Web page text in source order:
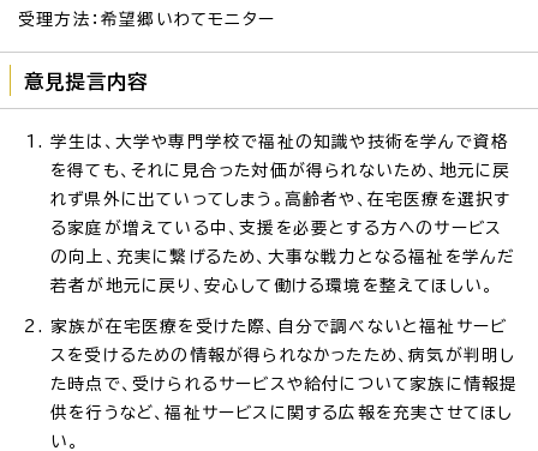
受理方法：希望郷いわてモニター
意見提言内容
学生は、大学や専門学校で福祉の知識や技術を学んで資格
を得ても、それに見合った対価が得られないため、地元に戻
れず県外に出ていってしまう。高齢者や、在宅医療を選択す
る家庭が増えている中、支援を必要とする方へのサービス
の向上、充実に繋げるため、大事な戦力となる福祉を学んだ
若者が地元に戻り、安心して働ける環境を整えてほしい。
家族が在宅医療を受けた際、自分で調べないと福祉サービ
スを受けるための情報が得られなかったため、病気が判明し
た時点で、受けられるサービスや給付について家族に情報提
供を行うなど、福祉サービスに関する広報を充実させてほし
い。